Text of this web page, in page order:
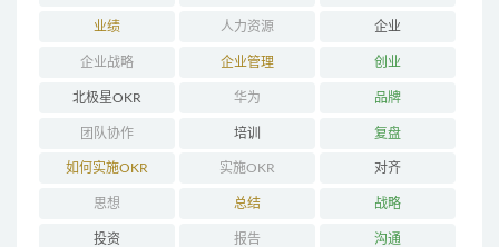
业绩 人力资源 企业
企业战略 企业管理 创业
北极星OKR 华为 品牌
团队协作 培训 复盘
如何实施OKR 实施OKR 对齐
思想 总结 战略
投资 报告 沟通